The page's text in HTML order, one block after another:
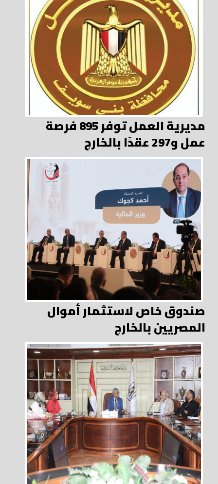
مديرية العمل توفر 895 فرصة
عمل و297 عقدًا بالخارج
صندوق خاص لاستثمار أموال
المصريين بالخارج